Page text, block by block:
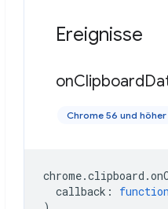
Ereignisse
onClipboard
Chrome 56 und höher
chrome.clipboard .
callback : function